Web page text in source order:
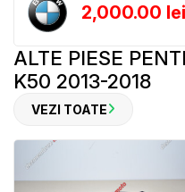
2,000.00 lei
ALTE PIESE
K50 2013-2018
VEZI TOATE